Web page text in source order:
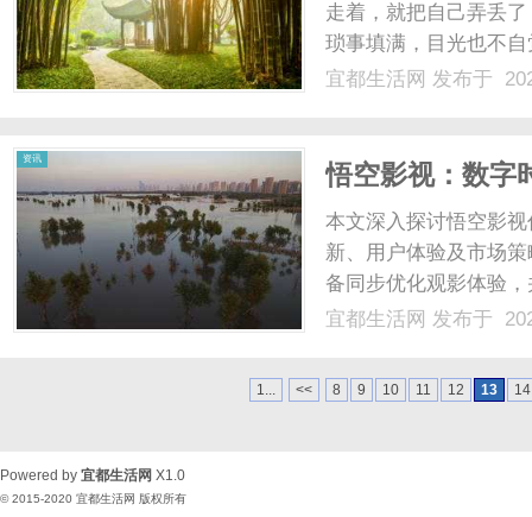
走着，就把自己弄丢
琐事填满，目光也不
句疏忽、一个冷淡的
宜都生活网 发布于
资讯
悟空影视：数字
本文深入探讨悟空影
新、用户体验及市场
备同步优化观影体验
展国际市场和沉浸式
宜都生活网 发布于
1... << 8 9 10 11 12 13 14
Powered by 宜都生活网 X1.0
© 2015-2020 宜都生活网 版权所有